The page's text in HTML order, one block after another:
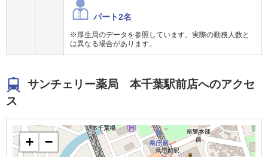
パート2名
※厚生局のデータを参照しています。実際の勤務人数と
は異なる場合があります。
サンチェリー薬局 本千葉駅前店へのアクセ
ス
+ −